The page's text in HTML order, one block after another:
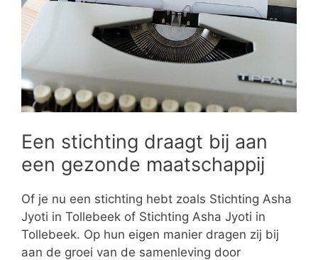
Een stichting draagt bij aan
een gezonde maatschappij
Of je nu een stichting hebt zoals Stichting Asha
Jyoti in Tollebeek of Stichting Asha Jyoti in
Tollebeek. Op hun eigen manier dragen zij bij
aan de groei van de samenleving door